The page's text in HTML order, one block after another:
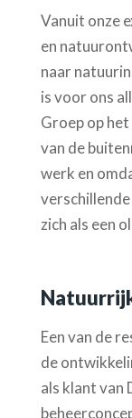
Vanuit onze
en
naar
is voor ons
Groep op
van de
werk en
zich als een
Een van de
de
als klant van